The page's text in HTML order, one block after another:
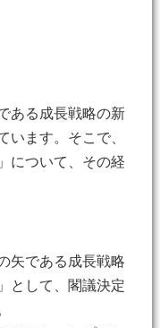
ある成長戦略の新
います。そこで、
について、その経
矢である成長戦略
として、閣議決定